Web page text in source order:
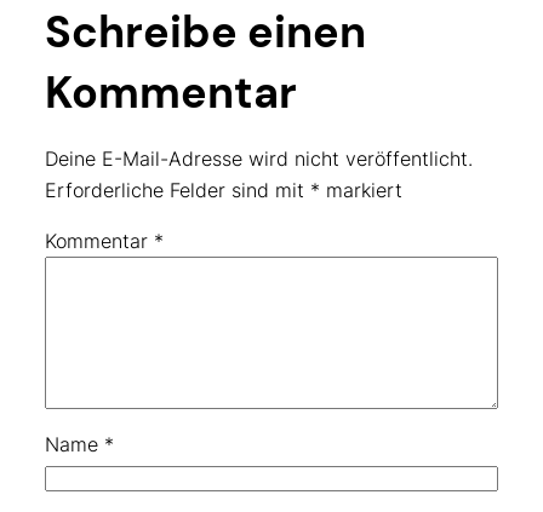
Schreibe einen
Kommentar
Deine E-Mail-Adresse wird nicht veröffentlicht.
Erforderliche Felder sind mit * markiert
Kommentar *
Name *